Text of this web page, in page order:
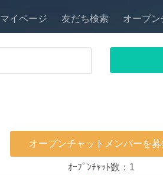
マイページ 友だち検索 オープ
オープンチャットメンバーを募
ｵｰﾌﾟﾝﾁｬｯﾄ数：1